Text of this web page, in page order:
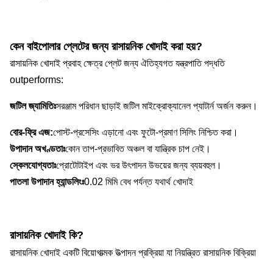
কেন বাইপোলার প্লেটের জন্য রাসায়নিক খোদাই করা হয়?
রাসায়নিক খোদাই প্রবাহ ক্ষেত্র প্লেট জন্য ঐতিহ্যগত যন্ত্রপাতি পদ্ধতি
outperforms:
জটিল জ্যামিতিঃসরঞ্জাম পরিধান ছাড়াই জটিল মাইক্রোক্যানেল প্যাটার্ন অর্জন করুন।
বোর-ফ্রি এজ:পোস্ট-প্রসেসিং এড়ানো এবং ফুটো-প্রমাণ সিলিং নিশ্চিত করা।
উপাদান অখণ্ডতাঃকোন তাপ-প্রভাবিত অঞ্চল বা যান্ত্রিক চাপ নেই।
স্কেলযোগ্যতাঃপ্রোটোটাইপ এবং ভর উৎপাদন উভয়ের জন্য ব্যয়বহুল।
পাতলা উপাদান হ্যান্ডলিংঃ0.02 মিমি বেধ পর্যন্ত যথার্থ খোদাই
রাসায়নিক খোদাই কি?
রাসায়নিক খোদাই একটি বিয়োগাত্মক উত্পাদন প্রক্রিয়া যা নিয়ন্ত্রিত রাসায়নিক বিক্রিয়া